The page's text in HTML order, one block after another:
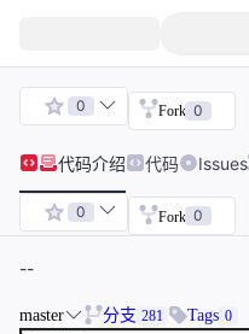
0 Fork 0
代码介绍 代码 Issues
0 Fork 0
--
master 分支 281 Tags 0